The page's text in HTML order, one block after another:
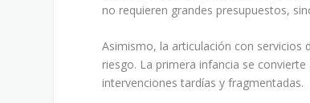
no requieren grandes presupuestos,
Asimismo, la articulación con
riesgo. La primera infancia se
intervenciones tardías y fragmentadas.